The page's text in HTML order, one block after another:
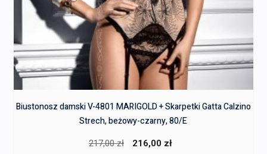
Biustonosz damski V-4801 MARIGOLD + Skarpetki Gatta Calzino
Strech, beżowy-czarny, 80/E
217,00zł
Pierwotna
216,00 zł